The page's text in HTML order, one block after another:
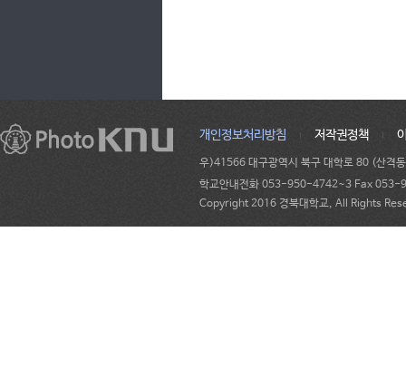
개인정보처리방침 저작권정책
우)41566 대구광역시 북구 대학로 80 (산격
학교안내전화 053-950-4742~3 Fax
Copyright 2016 경북대학교, All Rights